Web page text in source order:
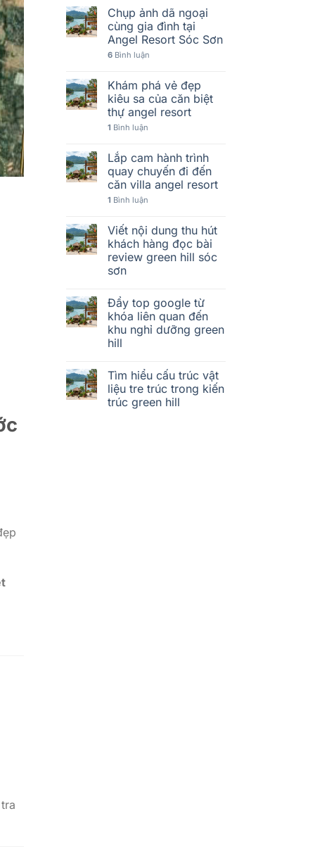
Chụp ảnh dã ngoại
cùng gia đình tại
Angel Resort Sóc Sơn
6Bình luận
Khám phá vẻ đẹp
kiêu sa của căn biệt
thự angel resort
1 Bình luận
Lắp cam hành trình
quay chuyến đi đến
căn villa angel resort
1 Bình luận
Viết nội dung thu hút
khách hàng đọc bài
review green hill sóc
sơn
Đẩy top google từ
khóa liên quan đến
khu nghỉ dưỡng green
hill
Tìm hiểu cấu trúc vật
liệu tre trúc trong kiến
trúc green hill